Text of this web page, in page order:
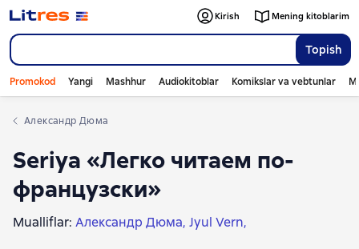
Topish
Kirish Mening kitoblarim
Promokod Yangi Mashhur Audiokitoblar Komikslar va vebtunlar
Александр Дюма
Seriya «Легко читаем по-
французски»
Mualliflar: Александр Дюма Jyul Vern